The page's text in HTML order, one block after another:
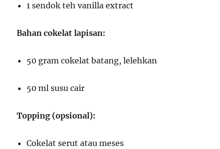
1 sendok teh vanilla extract
Bahan cokelat lapisan:
50 gram cokelat batang, lelehkan
50 ml susu cair
Topping (opsional):
Cokelat serut atau meses